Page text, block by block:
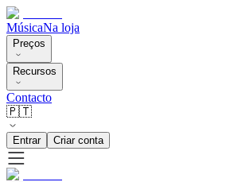
MúsicaNa loja
Preços
Recursos
Contacto
🇵🇹
Entrar Criar conta